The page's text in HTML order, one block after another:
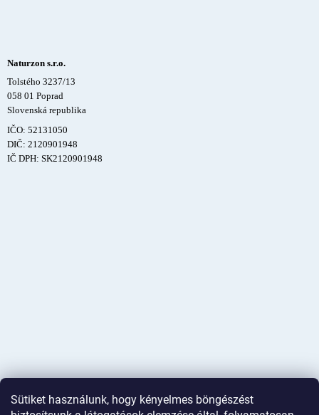
Sütiket használunk, hogy kényelmes böngészést
Naturzon s.r.o.
Tolstého 3237/13
058 01 Poprad
Slovenská republika
IČO: 52131050
DIČ: 2120901948
IČ DPH: SK2120901948